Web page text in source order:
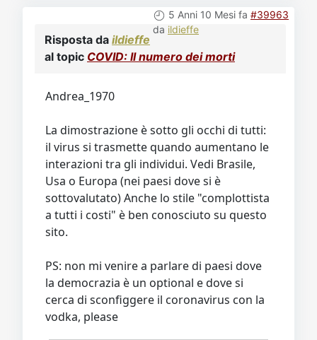
5 Anni 10 Mesi fa #39963
da ildieffe
Risposta da ildieffe
al topic COVID: Il numero dei morti
Andrea_1970
La dimostrazione è sotto gli occhi di tutti:
il virus si trasmette quando aumentano le
interazioni tra gli individui. Vedi Brasile,
Usa o Europa (nei paesi dove si è
sottovalutato) Anche lo stile "complottista
a tutti i costi" è ben conosciuto su questo
sito.
PS: non mi venire a parlare di paesi dove
la democrazia è un optional e dove si
cerca di sconfiggere il coronavirus con la
vodka, please